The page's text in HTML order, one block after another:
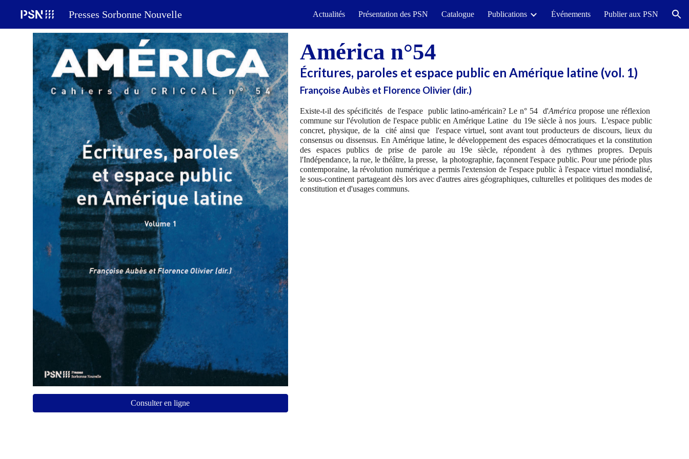
Skip to navigation
Presses Sorbonne Nouvelle Actualités Présentation des PSN Catalogue Publications Événements Publier aux PSN
Consulter en ligne
América n°54
Écritures, paroles et espace public en Amérique latine (vol. 1)
Françoise Aubès et Florence Olivier (dir.)
Existe-t-il des spécificités de l'espace public latino-américain? Le n° 54 d'América propose une réflexion
commune sur l'évolution de l'espace public en Amérique Latine du 19e siècle à nos jours. L'espace public
concret, physique, de la cité ainsi que l'espace virtuel, sont avant tout producteurs de discours, lieux du
consensus ou dissensus. En Amérique latine, le développement des espaces démocratiques et la constitution
des espaces publics de prise de parole au 19e siècle, répondent à des rythmes propres. Depuis
l'Indépendance, la rue, le théâtre, la presse, la photographie, façonnent l'espace public. Pour une période plus
contemporaine, la révolution numérique a permis l'extension de l'espace public à l'espace virtuel mondialisé,
le sous-continent partageant dès lors avec d'autres aires géographiques, culturelles et politiques des modes de
constitution et d'usages communs.